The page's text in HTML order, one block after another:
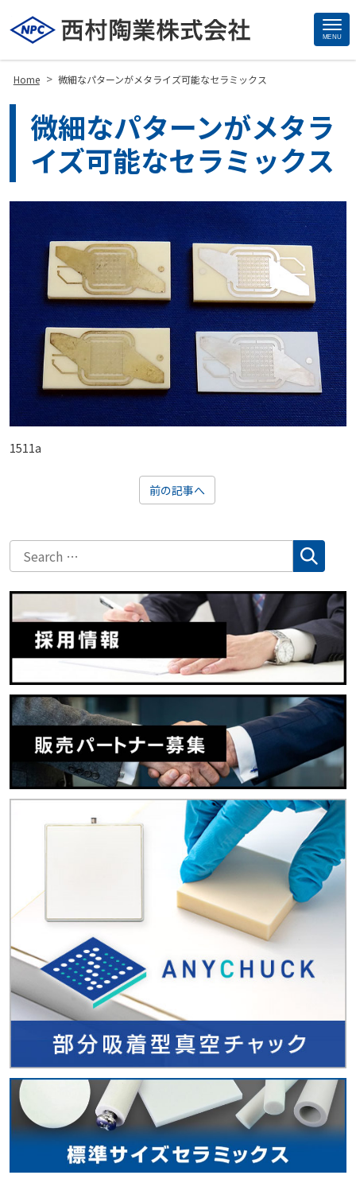
MENU
Home > 微細なパターンがメタライズ可能なセラミックス
微細なパターンがメタラ
イズ可能なセラミックス
1511a
前の記事へ
Site
Footer